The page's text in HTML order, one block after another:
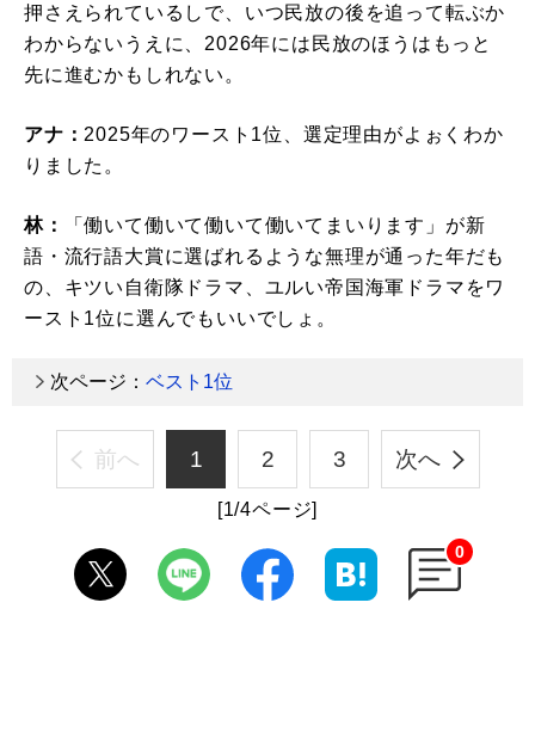
押さえられているしで、いつ民放の後を追って転ぶか
わからないうえに、2026年には民放のほうはもっと
先に進むかもしれない。
アナ： 2025年のワースト1位、選定理由がよぉくわか
りました。
林：
「働いて働いて働いて働いてまいります」が新
語・流行語大賞に選ばれるような無理が通った年だも
の、キツい自衛隊ドラマ、ユルい帝国海軍ドラマをワ
ースト1位に選んでもいいでしょ。
次ページ： ベスト1位
前へ 1 2 3 次へ
[1/4ページ]
0